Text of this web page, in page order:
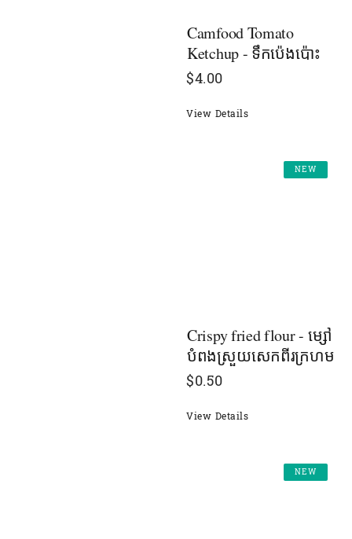
Camfood Tomato
Ketchup - ទឹកប៉េងប៉ោះ
$4.00
View Details
NEW
Crispy fried flour - ម្សៅ
បំពងស្រួយសេកពីរក្រហម
$0.50
View Details
NEW